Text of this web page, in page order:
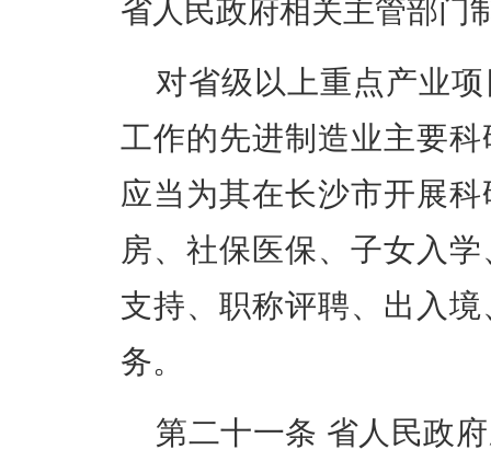
省人民政府相关主管部门
对省级以上重点产业
工作的先进制造业主要
应当为其在长沙市开展
房、社保医保、子女入
支持、职称评聘、出入
务。
第二十一条 省人民政